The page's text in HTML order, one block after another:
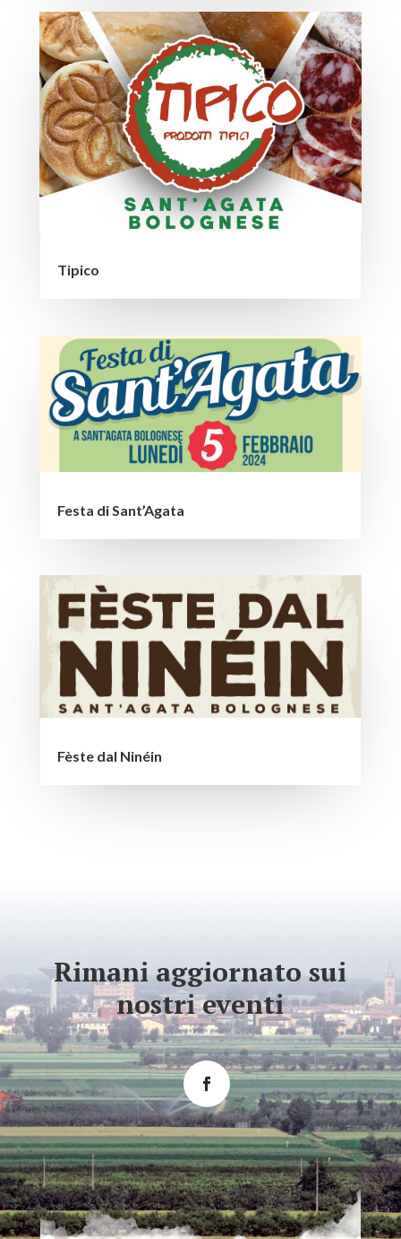
Tipico
Festa di Sant’Agata
Fèste dal Ninéin
Rimani aggiornato sui
nostri eventi